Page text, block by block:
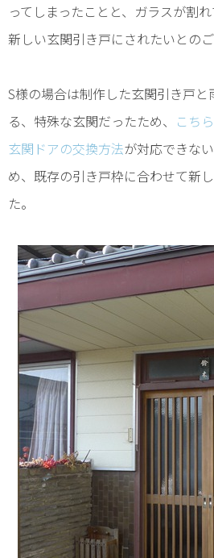
ってしまったことと、ガラスが割
新しい玄関引き戸にされたいとのご
S様の場合は制作した玄関引き戸
る、特殊な玄関だったため、 こち
玄関ドアの交換方法が対応できな
め、既存の引き戸枠に合わせて新
た。